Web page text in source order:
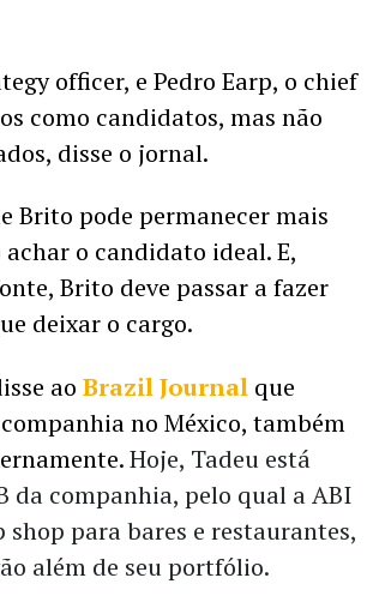
officer, e Pedro Earp, o chief
como candidatos, mas não
disse o jornal.
Brito pode permanecer mais
o candidato ideal. E,
Brito deve passar a fazer
deixar o cargo.
ao Brazil Journal
no México, também
Hoje, Tadeu está
da companhia, pelo qual a ABI
para bares e restaurantes,
além de seu portfólio.